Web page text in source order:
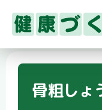
骨粗しょ